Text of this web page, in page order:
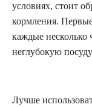
условиях, стоит
кормления.
каждые несколько
неглубокую
Лучше